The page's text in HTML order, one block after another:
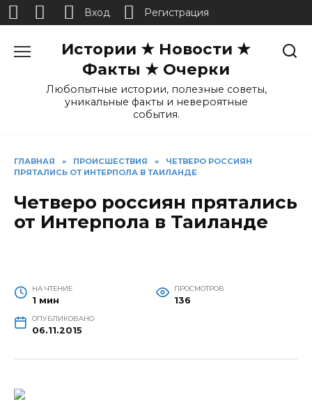
Истории ★ Новости ★
Факты ★ Очерки
Любопытные истории, полезные советы,
уникальные факты и невероятные
события.
ГЛАВНАЯ » ПРОИСШЕСТВИЯ »
ЧЕТВЕРО РОССИЯН
ПРЯТАЛИСЬ ОТ ИНТЕРПОЛА В ТАИЛАНДЕ
Четверо россиян прятались
от Интерпола в Таиланде
НА ЧТЕНИЕ
1 мин
ПРОСМОТРОВ
136
ОПУБЛИКОВАНО
06.11.2015
Вход Регистрация